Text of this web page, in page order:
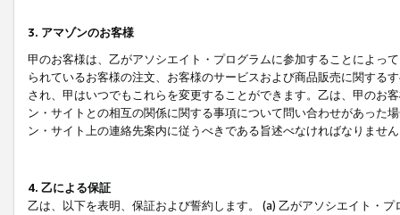
3. アマゾンのお客様
甲のお客様は、乙がアソシエイト・プログラムに参加することによっ
られているお客様の注文、お客様のサービスおよび商品販売に関する
され、甲はいつでもこれらを変更することができます。乙は、甲のお
ン・サイトとの相互の関係に関する事項について問い合わせがあった
ン・サイト上の連絡先案内に従うべきである旨述べなければなりませ
4. 乙による保証
乙は、以下を表明、保証および誓約します。 (a) 乙がアソシエイト・